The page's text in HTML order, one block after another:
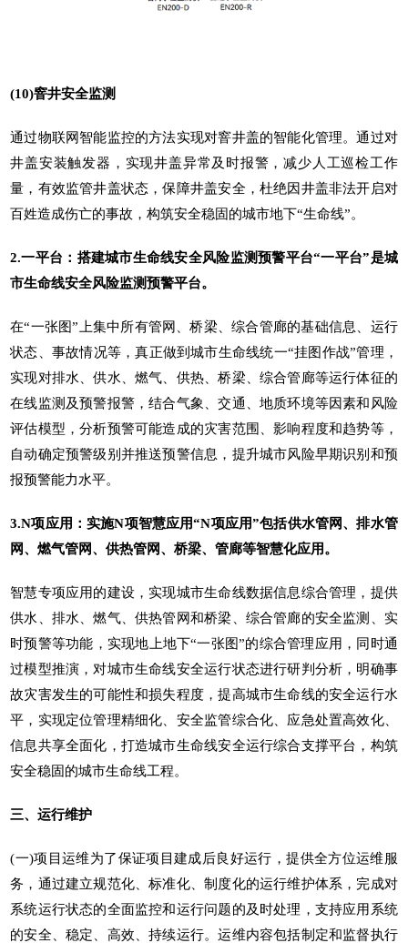
(10)窨井安全监测
通过物联网智能监控的方法实现对窨井盖的智能化管理。通过对
井盖安装触发器，实现井盖异常及时报警，减少人工巡检工作
量，有效监管井盖状态，保障井盖安全，杜绝因井盖非法开启对
百姓造成伤亡的事故，构筑安全稳固的城市地下“生命线”。
2.一平台：搭建城市生命线安全风险监测预警平台“一平台”是城
市生命线安全风险监测预警平台。
在“一张图”上集中所有管网、桥梁、综合管廊的基础信息、运行
状态、事故情况等，真正做到城市生命线统一“挂图作战”管理，
实现对排水、供水、燃气、供热、桥梁、综合管廊等运行体征的
在线监测及预警报警，结合气象、交通、地质环境等因素和风险
评估模型，分析预警可能造成的灾害范围、影响程度和趋势等，
自动确定预警级别并推送预警信息，提升城市风险早期识别和预
报预警能力水平。
3.N项应用：实施N项智慧应用“N项应用”包括供水管网、排水管
网、燃气管网、供热管网、桥梁、管廊等智慧化应用。
智慧专项应用的建设，实现城市生命线数据信息综合管理，提供
供水、排水、燃气、供热管网和桥梁、综合管廊的安全监测、实
时预警等功能，实现地上地下“一张图”的综合管理应用，同时通
过模型推演，对城市生命线安全运行状态进行研判分析，明确事
故灾害发生的可能性和损失程度，提高城市生命线的安全运行水
平，实现定位管理精细化、安全监管综合化、应急处置高效化、
信息共享全面化，打造城市生命线安全运行综合支撑平台，构筑
安全稳固的城市生命线工程。
三、运行维护
(一)项目运维为了保证项目建成后良好运行，提供全方位运维服
务，通过建立规范化、标准化、制度化的运行维护体系，完成对
系统运行状态的全面监控和运行问题的及时处理，支持应用系统
的安全、稳定、高效、持续运行。运维内容包括制定和监督执行